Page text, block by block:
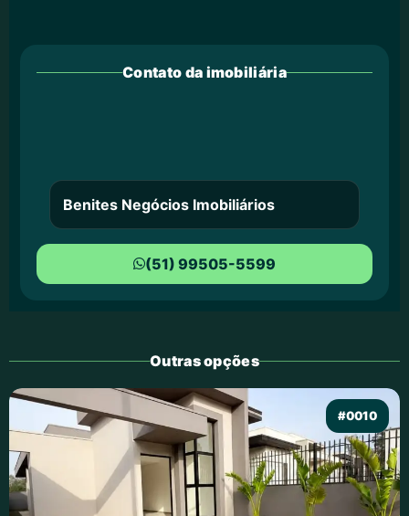
Contato da imobiliária
Benites Negócios Imobiliários
(51) 99505-5599
Outras opções
#0010